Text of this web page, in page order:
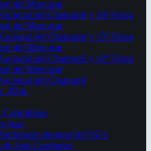
del Mercosur
del Chamamé y 16ª Fiesta
del Mercosur
del Chamamé y 15ª Fiesta
del Mercosur
del Chamamé y 14ª Fiesta
del Mercosur
del Chamamé
2016.
Correntinos
Jazz
Integral del NEA
Arte Corrientes